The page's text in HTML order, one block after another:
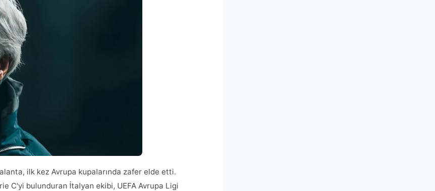
ilk kez Avrupa kupalarında zafer elde etti.
C'yi bulunduran İtalyan ekibi, UEFA Avrupa Ligi